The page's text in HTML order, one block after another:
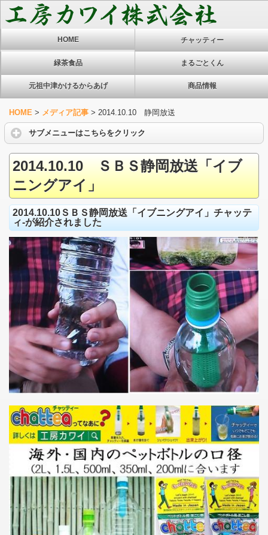
HOME チャッティー
緑茶食品 まるごとくん
元祖中津かけるからあげ 商品情報
HOME > メディア記事 > 2014.10.10 静岡放送
サブメニューはこちらをクリック
2014.10.10 ＳＢＳ静岡放送「イブ
ニングアイ」
2014.10.10ＳＢＳ静岡放送「イブニングアイ」チャッテ
ィ-が紹介されました